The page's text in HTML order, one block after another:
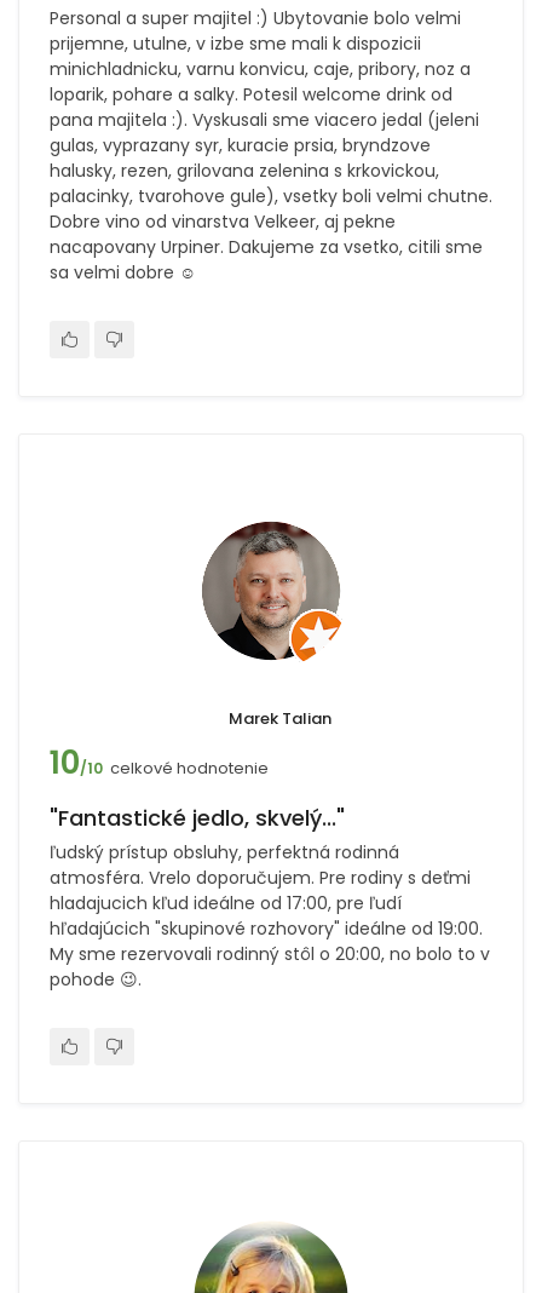
Personal a super majitel :) Ubytovanie bolo velmi
prijemne, utulne, v izbe sme mali k dispozicii
minichladnicku, varnu konvicu, caje, pribory, noz a
loparik, pohare a salky. Potesil welcome drink od
pana majitela :). Vyskusali sme viacero jedal (jeleni
gulas, vyprazany syr, kuracie prsia, bryndzove
halusky, rezen, grilovana zelenina s krkovickou,
palacinky, tvarohove gule), vsetky boli velmi chutne.
Dobre vino od vinarstva Velkeer, aj pekne
nacapovany Urpiner. Dakujeme za vsetko, citili sme
sa velmi dobre ☺️
Marek Talian
10/10 celkové hodnotenie
"Fantastické jedlo, skvelý..."
ľudský prístup obsluhy, perfektná rodinná
atmosféra. Vrelo doporučujem. Pre rodiny s deťmi
hladajucich kľud ideálne od 17:00, pre ľudí
hľadajúcich "skupinové rozhovory" ideálne od 19:00.
My sme rezervovali rodinný stôl o 20:00, no bolo to v
pohode 😉.